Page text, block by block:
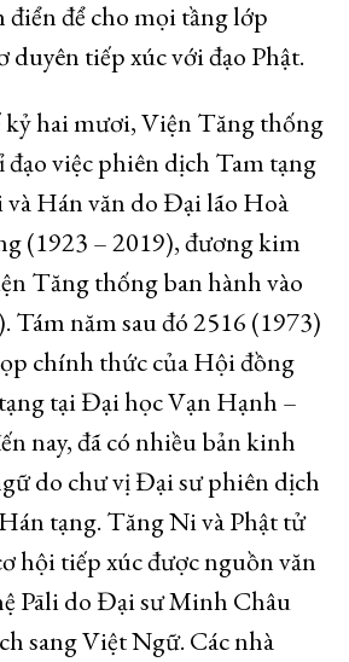
để cho mọi tầng lớp
duyên tiếp xúc với đạo Phật.
kỷ hai mươi, Viện Tăng thống
việc phiên dịch Tam tạng
và Hán văn do Đại lão Hoà
(1923 – 2019), đương kim
Tăng thống ban hành vào
Tám năm sau đó 2516 (1973)
chính thức của Hội đồng
tại Đại học Vạn Hạnh –
nay, đã có nhiều bản kinh
do chư vị Đại sư phiên dịch
tạng. Tăng Ni và Phật tử
hội tiếp xúc được nguồn văn
Pāli do Đại sư Minh Châu
sang Việt Ngữ. Các nhà